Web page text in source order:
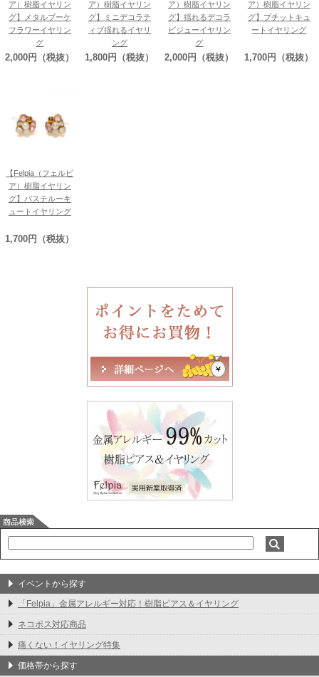
ア）樹脂イヤリン
グ】メタルブーケ
フラワーイヤリン
グ
2,000円（税抜）
ア）樹脂イヤリン
グ】ミニデコラテ
ィブ揺れるイヤリ
ング
1,800円（税抜）
ア）樹脂イヤリン
グ】揺れるデコラ
ビジューイヤリン
グ
2,000円（税抜）
ア）樹脂イヤリン
グ】プチットキュ
ートイヤリング
1,700円（税抜）
【Felpia（フェルピ
ア）樹脂イヤリン
グ】パステルーキ
ュートイヤリング
1,700円（税抜）
イベントから探す
「Felpia」金属アレルギー対応！樹脂ピアス＆イヤリング
ネコポス対応商品
痛くない！イヤリング特集
価格帯から探す